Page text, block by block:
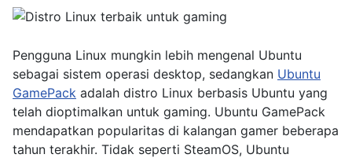
Pengguna Linux mungkin lebih mengenal Ubuntu
sebagai sistem operasi desktop, sedangkan Ubuntu
GamePack adalah distro Linux berbasis Ubuntu yang
telah dioptimalkan untuk gaming. Ubuntu GamePack
mendapatkan popularitas di kalangan gamer beberapa
tahun terakhir. Tidak seperti SteamOS, Ubuntu